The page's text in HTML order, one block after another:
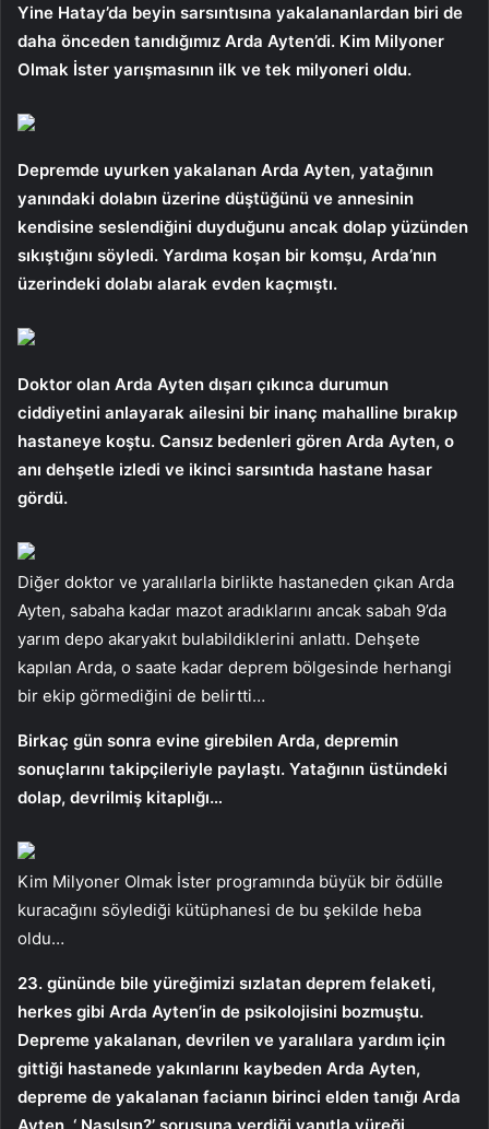
Yine Hatay’da beyin sarsıntısına yakalananlardan biri de
daha önceden tanıdığımız Arda Ayten’di. Kim Milyoner
Olmak İster yarışmasının ilk ve tek milyoneri oldu.
Depremde uyurken yakalanan Arda Ayten, yatağının
yanındaki dolabın üzerine düştüğünü ve annesinin
kendisine seslendiğini duyduğunu ancak dolap yüzünden
sıkıştığını söyledi. Yardıma koşan bir komşu, Arda’nın
üzerindeki dolabı alarak evden kaçmıştı.
Doktor olan Arda Ayten dışarı çıkınca durumun
ciddiyetini anlayarak ailesini bir inanç mahalline bırakıp
hastaneye koştu. Cansız bedenleri gören Arda Ayten, o
anı dehşetle izledi ve ikinci sarsıntıda hastane hasar
gördü.
Diğer doktor ve yaralılarla birlikte hastaneden çıkan Arda
Ayten, sabaha kadar mazot aradıklarını ancak sabah 9’da
yarım depo akaryakıt bulabildiklerini anlattı. Dehşete
kapılan Arda, o saate kadar deprem bölgesinde herhangi
bir ekip görmediğini de belirtti…
Birkaç gün sonra evine girebilen Arda, depremin
sonuçlarını takipçileriyle paylaştı. Yatağının üstündeki
dolap, devrilmiş kitaplığı…
Kim Milyoner Olmak İster programında büyük bir ödülle
kuracağını söylediği kütüphanesi de bu şekilde heba
oldu…
23. gününde bile yüreğimizi sızlatan deprem felaketi,
herkes gibi Arda Ayten’in de psikolojisini bozmuştu.
Depreme yakalanan, devrilen ve yaralılara yardım için
gittiği hastanede yakınlarını kaybeden Arda Ayten,
depreme de yakalanan facianın birinci elden tanığı Arda
Ayten, ‘ Nasılsın?’ sorusuna verdiği yanıtla yüreği